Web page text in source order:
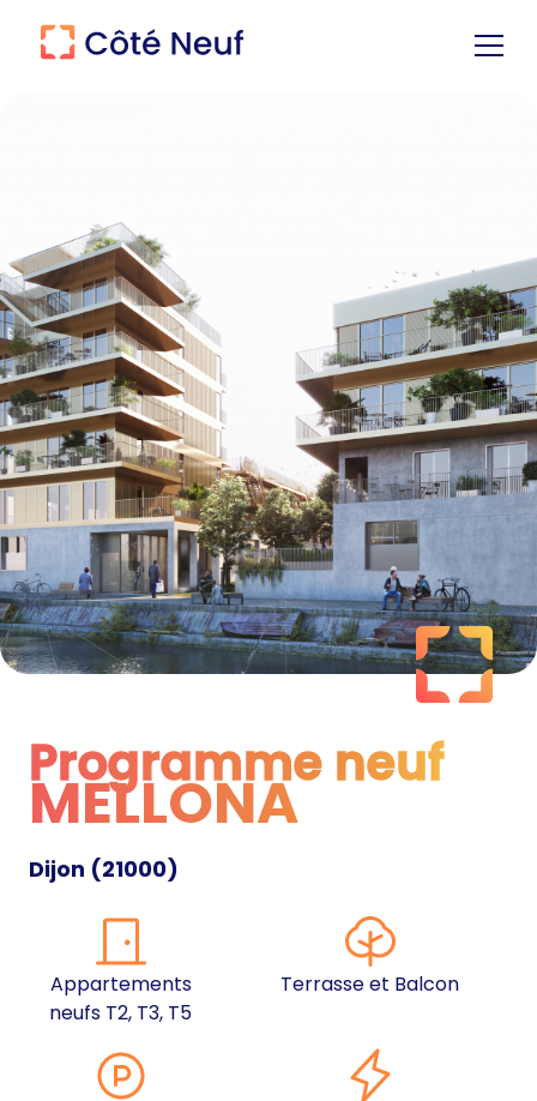
Programme neuf
Programme neuf
MELLONA
Dijon (21000)
Appartements
neufs T2, T3, T5
Terrasse et Balcon